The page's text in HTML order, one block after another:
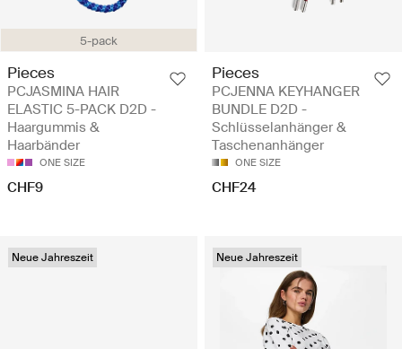
5-pack
Pieces
PCJASMINA HAIR
ELASTIC 5-PACK D2D -
Haargummis &
Haarbänder
ONE SIZE
CHF9
Pieces
PCJENNA KEYHANGER
BUNDLE D2D -
Schlüsselanhänger &
Taschenanhänger
ONE SIZE
CHF24
Neue Jahreszeit Neue Jahreszeit